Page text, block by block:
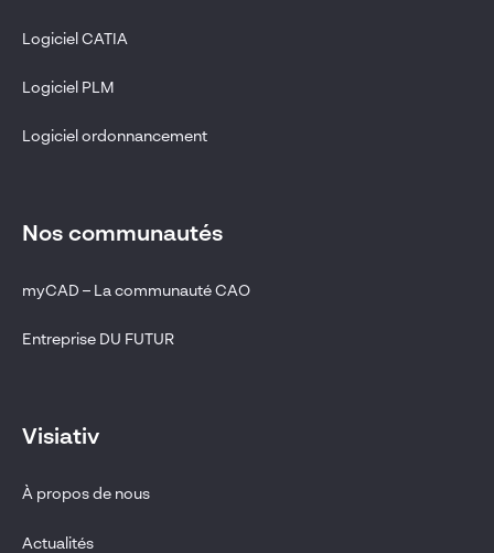
Logiciel CATIA
Logiciel PLM
Logiciel ordonnancement
Nos communautés
myCAD – La communauté CAO
Entreprise DU FUTUR
Visiativ
À propos de nous
Actualités